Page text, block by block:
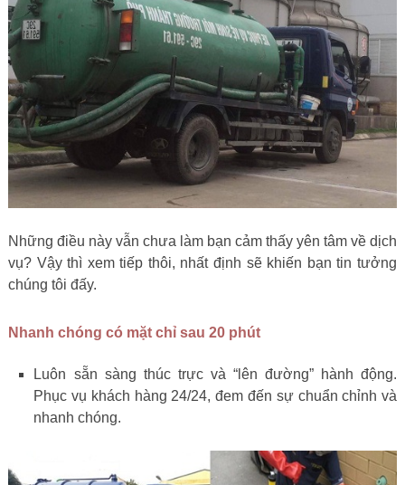
Những điều này vẫn chưa làm bạn cảm thấy yên tâm về dịch
vụ? Vậy thì xem tiếp thôi, nhất định sẽ khiến bạn tin tưởng
chúng tôi đấy.
Nhanh chóng có mặt chỉ sau 20 phút
Luôn sẵn sàng thúc trực và “lên đường” hành động.
Phục vụ khách hàng 24/24, đem đến sự chuẩn chỉnh và
nhanh chóng.